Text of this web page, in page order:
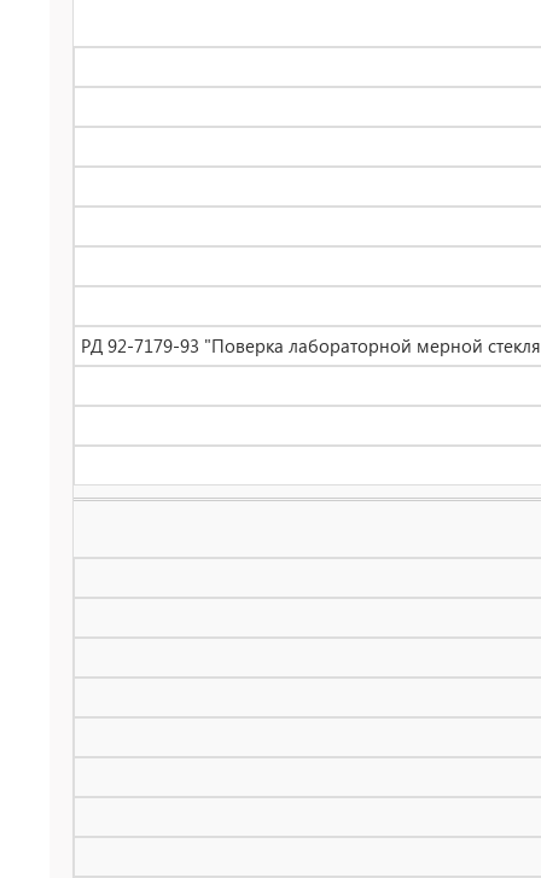
РД 92-7179-93 "Поверка лабораторной мерной